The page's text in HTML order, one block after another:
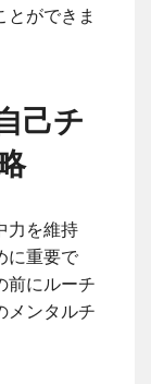
とができま
己チ
力を維持
に重要で
前にルーチ
メンタルチ